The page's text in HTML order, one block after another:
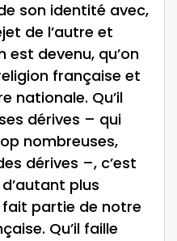
son identité avec,
de l’autre et
est devenu, qu’on
française et
nationale. Qu’il
dérives – qui
nombreuses,
dérives –, c’est
plus
fait partie de notre
Qu’il faille